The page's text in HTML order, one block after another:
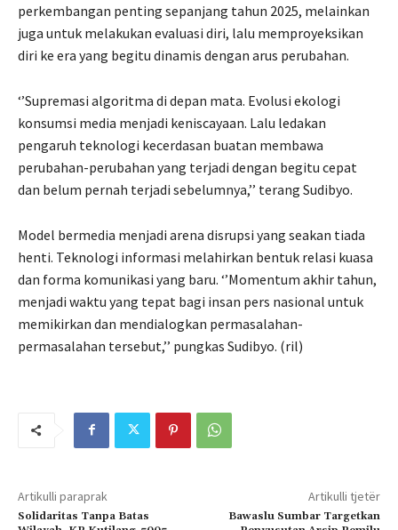
perkembangan penting sepanjang tahun 2025, melainkan
juga untuk melakukan evaluasi diri, lalu memproyeksikan
diri ke era yang begitu dinamis dengan arus perubahan.
‘’Supremasi algoritma di depan mata. Evolusi ekologi
konsumsi media menjadi keniscayaan. Lalu ledakan
pengaruh teknologi kecerdasan buatan membawa
perubahan-perubahan yang terjadi dengan begitu cepat
dan belum pernah terjadi sebelumnya,’’ terang Sudibyo.
Model bermedia menjadi arena disrupsi yang seakan tiada
henti. Teknologi informasi melahirkan bentuk relasi kuasa
dan forma komunikasi yang baru. ‘’Momentum akhir tahun,
menjadi waktu yang tepat bagi insan pers nasional untuk
memikirkan dan mendialogkan permasalahan-
permasalahan tersebut,’’ pungkas Sudibyo. (ril)
Artikulli paraprak
Solidaritas Tanpa Batas
Artikulli tjetër
Bawaslu Sumbar Targetkan